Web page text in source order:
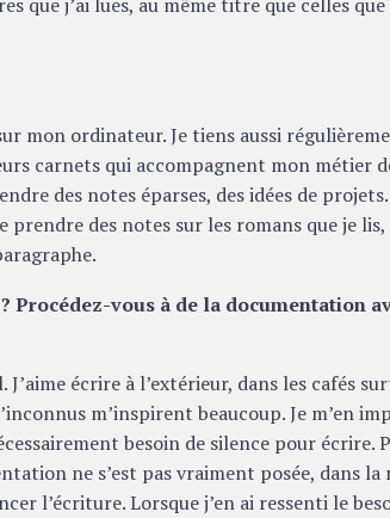
mon ordinateur. Je tiens aussi
carnets qui accompagnent mon métier
des notes éparses, des idées de projets.
des notes sur les romans que je lis,
Procédez-vous à de la documentation
J’aime écrire à l’extérieur, dans les cafés
m’inspirent beaucoup. Je m’en
besoin de silence pour écrire.
ne s’est pas vraiment posée, dans la
l’écriture. Lorsque j’en ai ressenti le